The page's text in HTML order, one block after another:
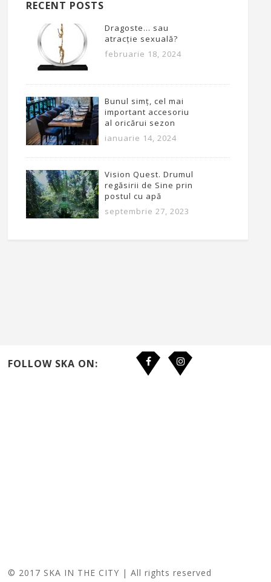
RECENT POSTS
Dragoste… sau
atracție sexuală?
februarie 18, 2024
Bunul simț, cel mai
important accesoriu
al oricărui sezon
ianuarie 14, 2024
Vision Quest. Drumul
regăsirii de Sine prin
postul cu apă
septembrie 27, 2023
FOLLOW SKA ON:
© 2017 SKA IN THE CITY | All rights reserved